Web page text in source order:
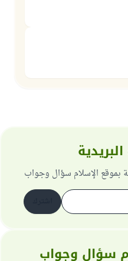
بموقع الإسلام سؤال وجواب
سؤال وجواب